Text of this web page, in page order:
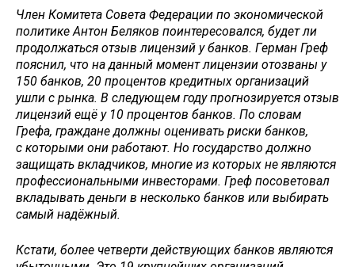
Член Комитета Совета Федерации по экономической
политике Антон Беляков поинтересовался, будет ли
продолжаться отзыв лицензий у банков. Герман Греф
пояснил, что на данный момент лицензии отозваны у
150 банков, 20 процентов кредитных организаций
ушли с рынка. В следующем году прогнозируется отзыв
лицензий ещё у 10 процентов банков. По словам
Грефа, граждане должны оценивать риски банков,
с которыми они работают. Но государство должно
защищать вкладчиков, многие из которых не являются
профессиональными инвесторами. Греф посоветовал
вкладывать деньги в несколько банков или выбирать
самый надёжный.
Кстати, более четверти действующих банков являются